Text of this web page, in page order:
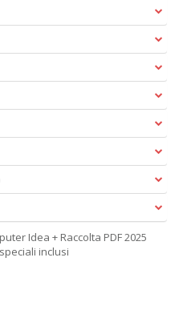
Idea + Raccolta PDF 2025
inclusi